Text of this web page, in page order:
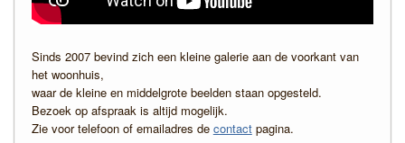
Sinds 2007 bevind zich een kleine galerie aan de voorkant van
het woonhuis,
waar de kleine en middelgrote beelden staan opgesteld.
Bezoek op afspraak is altijd mogelijk.
Zie voor telefoon of emailadres de contact pagina.